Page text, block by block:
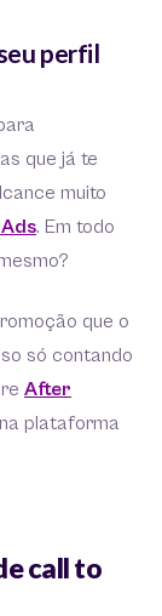
perfil
que já te
muito
. Em todo
que o
só contando
After
na plataforma
call to